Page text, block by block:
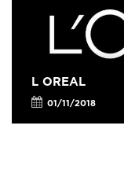
L OREAL
01/11/2018